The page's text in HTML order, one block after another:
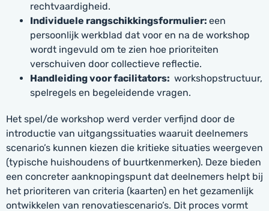
rechtvaardigheid.
Individuele rangschikkingsformulier: een
persoonlijk werkblad dat voor en na de workshop
wordt ingevuld om te zien hoe prioriteiten
verschuiven door collectieve reflectie.
Handleiding voor facilitators: workshopstructuur,
spelregels en begeleidende vragen.
Het spel/de workshop werd verder verfijnd door de
introductie van uitgangssituaties waaruit deelnemers
scenario’s kunnen kiezen die kritieke situaties weergeven
(typische huishoudens of buurtkenmerken). Deze bieden
een concreter aanknopingspunt dat deelnemers helpt bij
het prioriteren van criteria (kaarten) en het gezamenlijk
ontwikkelen van renovatiescenario’s. Dit proces vormt